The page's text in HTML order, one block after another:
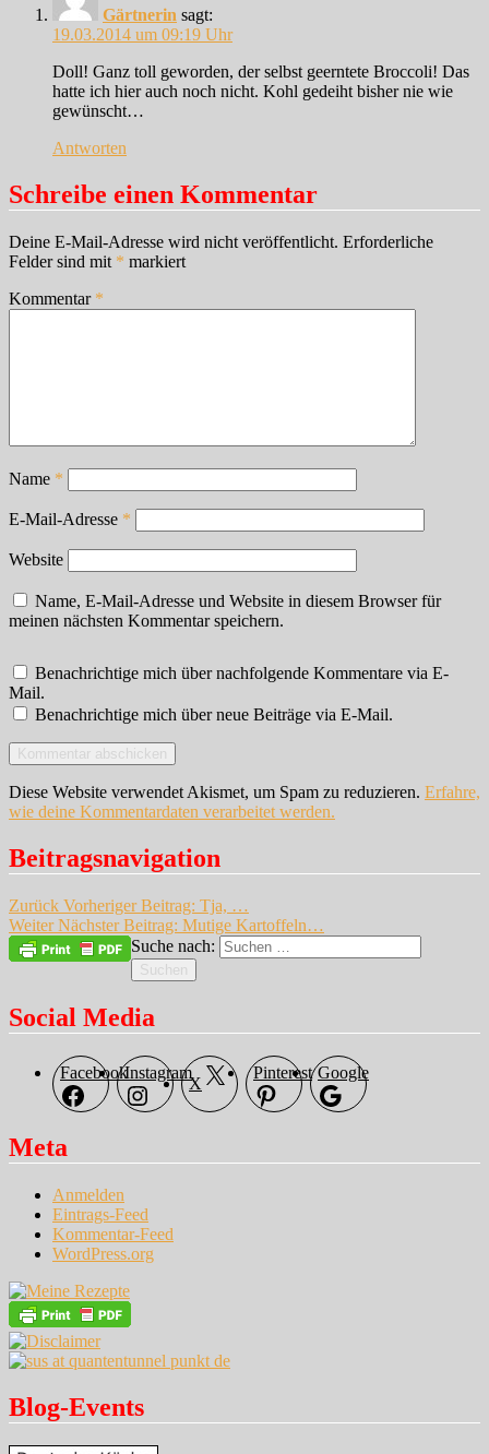
Gärtnerin sagt:
19.03.2014 um 09:19 Uhr
Doll! Ganz toll geworden, der selbst geerntete Broccoli! Das
hatte ich hier auch noch nicht. Kohl gedeiht bisher nie wie
gewünscht…
Antworten
Schreibe einen Kommentar
Deine E-Mail-Adresse wird nicht veröffentlicht. Erforderliche
Felder sind mit * markiert
Kommentar *
Name *
E-Mail-Adresse *
Website
Name, E-Mail-Adresse und Website in diesem Browser für
meinen nächsten Kommentar speichern.
Benachrichtige mich über nachfolgende Kommentare via E-
Mail.
Benachrichtige mich über neue Beiträge via E-Mail.
Diese Website verwendet Akismet, um Spam zu reduzieren. Erfahre,
wie deine Kommentardaten verarbeitet werden.
Beitragsnavigation
Zurück Vorheriger Beitrag: Tja, …
Weiter Nächster Beitrag: Mutige Kartoffeln…
Suche nach:
Suchen
Social Media
FacebookInstagram
X
Pinterest Google
Meta
Anmelden
Eintrags-Feed
Kommentar-Feed
WordPress.org
Blog-Events